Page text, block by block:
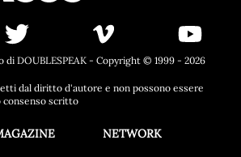
di DOUBLESPEAK - Copyright © 1999 - 2026
dal diritto d'autore e non possono essere
scritto
NETWORK